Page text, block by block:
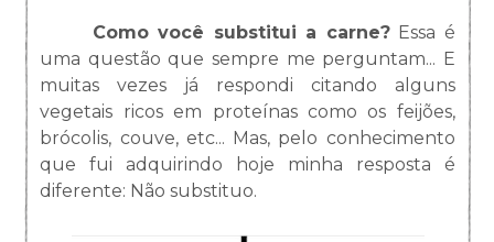
Como você substitui a carne?Essa é
uma questão que sempre me perguntam... E
muitas vezes já respondi citando alguns
vegetais ricos em proteínas como os feijões,
brócolis, couve, etc... Mas, pelo conhecimento
que fui adquirindo hoje minha resposta é
diferente: Não substituo.